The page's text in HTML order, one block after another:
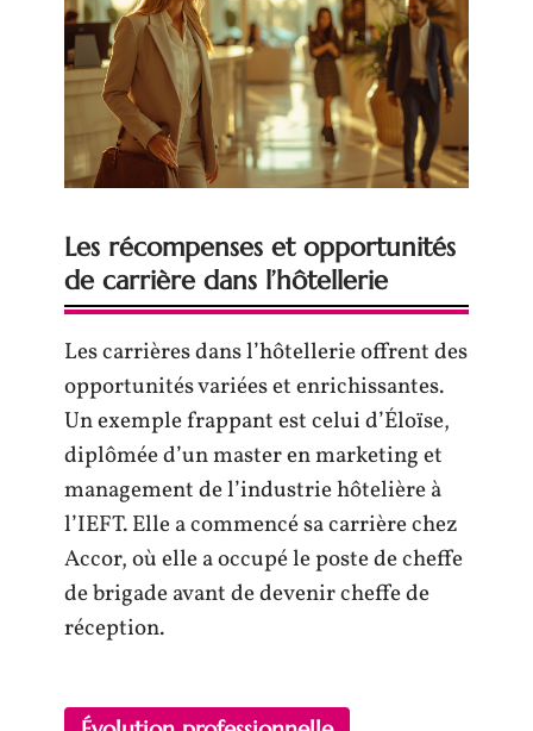
Les récompenses et opportunités
de carrière dans l’hôtellerie
Les carrières dans l’hôtellerie offrent des
opportunités variées et enrichissantes.
Un exemple frappant est celui d’Éloïse,
diplômée d’un master en marketing et
management de l’industrie hôtelière à
l’IEFT. Elle a commencé sa carrière chez
Accor, où elle a occupé le poste de cheffe
de brigade avant de devenir cheffe de
réception.